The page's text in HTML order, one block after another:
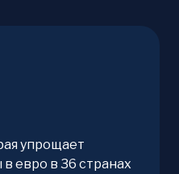
упрощает
евро в 36 странах